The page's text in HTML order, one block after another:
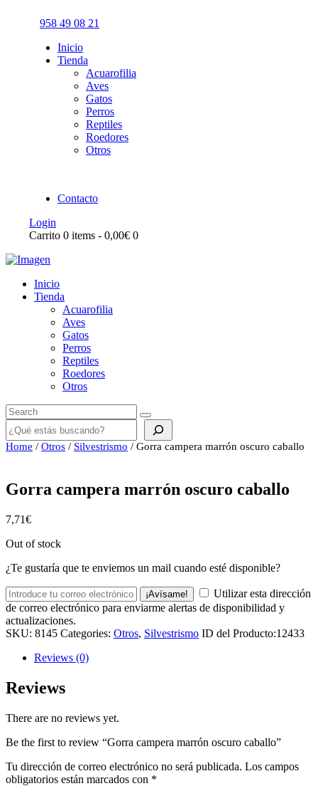
958 49 08 21
Inicio
Tienda
Acuarofilia
Aves
Gatos
Perros
Reptiles
Roedores
Otros
Contacto
Login
Carrito 0 items - 0,00€ 0
Inicio
Tienda
Acuarofilia
Aves
Gatos
Perros
Reptiles
Roedores
Otros
Buscar
Home / Otros / Silvestrismo / Gorra campera marrón oscuro caballo
Gorra campera marrón oscuro caballo
7,71€
Out of stock
¿Te gustaría que te enviemos un mail cuando esté disponible?
¡Avísame!
Utilizar esta dirección
de correo electrónico para enviarme alertas de disponibilidad y
actualizaciones.
SKU: 8145 Categories: Otros, Silvestrismo ID del Producto:12433
Reviews (0)
Reviews
There are no reviews yet.
Be the first to review “Gorra campera marrón oscuro caballo”
Tu dirección de correo electrónico no será publicada. Los campos
obligatorios están marcados con *